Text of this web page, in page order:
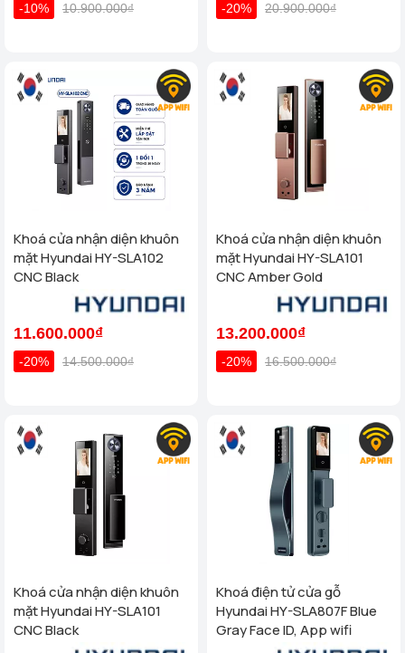
-10% 10.900.000₫ -20% 20.900.000₫
Khoá cửa nhận diện khuôn
mặt Hyundai HY-SLA102
CNC Black
11.600.000₫
-20% 14.500.000₫
Khoá cửa nhận diện khuôn
mặt Hyundai HY-SLA101
CNC Amber Gold
13.200.000₫
-20% 16.500.000₫
Khoá cửa nhận diện khuôn
mặt Hyundai HY-SLA101
CNC Black
Khoá điện tử cửa gỗ
Hyundai HY-SLA807F Blue
Gray Face ID, App wifi